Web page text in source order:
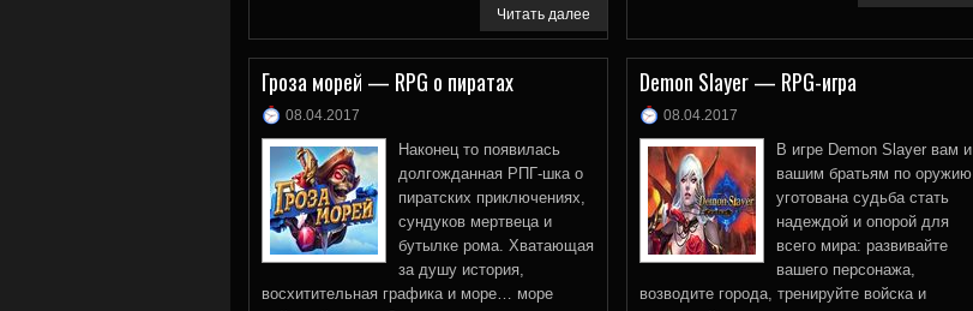
Читать далее
Гроза морей — RPG о пиратах
08.04.2017
Наконец то появилась
долгожданная РПГ-шка о
пиратских приключениях,
сундуков мертвеца и
бутылке рома. Хватающая
за душу история,
восхитительная графика и море… море
Demon Slayer — RPG-игра
08.04.2017
В игре Demon Slayer вам и
вашим братьям по оружию
уготована судьба стать
надеждой и опорой для
всего мира: развивайте
вашего персонажа,
возводите города, тренируйте войска и